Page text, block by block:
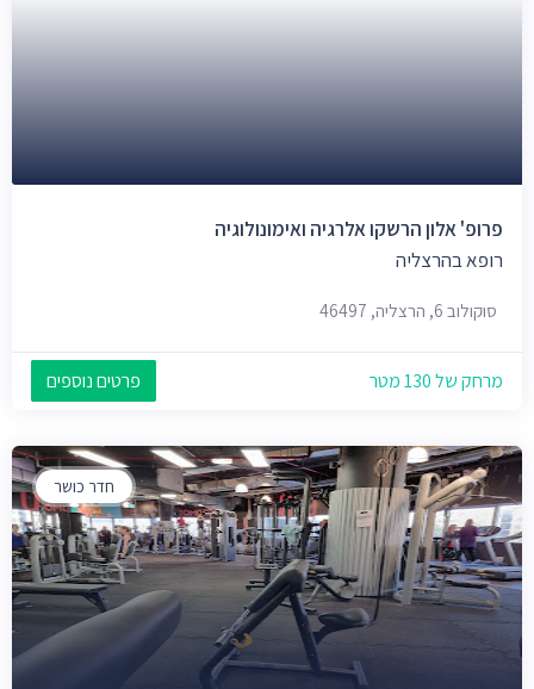
פרופ' אלון הרשקו אלרגיה ואימונולוגיה
רופא בהרצליה
סוקולוב 6, הרצליה, 46497
מרחק של 130 מטר פרטים נוספים
חדר כושר